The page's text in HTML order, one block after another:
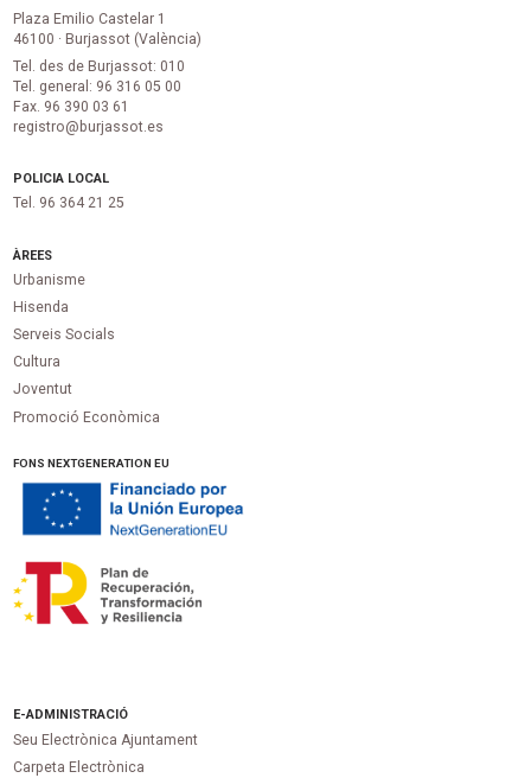
Plaza Emilio Castelar 1
46100 · Burjassot (València)
Tel. des de Burjassot: 010
Tel. general: 96 316 05 00
Fax. 96 390 03 61
registro@burjassot.es
POLICIA LOCAL
Tel. 96 364 21 25
ÀREES
Urbanisme
Hisenda
Serveis Socials
Cultura
Joventut
Promoció Econòmica
FONS NEXTGENERATION EU
E-ADMINISTRACIÓ
Seu Electrònica Ajuntament
Carpeta Electrònica